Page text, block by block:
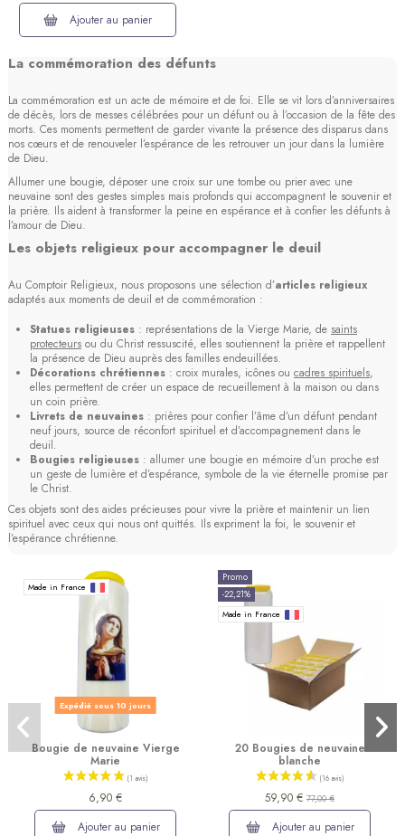
Ajouter au panier
La commémoration des défunts
La commémoration est un acte de mémoire et de foi. Elle se vit lors d’anniversaires
de décès, lors de messes célébrées pour un défunt ou à l’occasion de la fête des
morts. Ces moments permettent de garder vivante la présence des disparus dans
nos cœurs et de renouveler l’espérance de les retrouver un jour dans la lumière
de Dieu.
Allumer une bougie, déposer une croix sur une tombe ou prier avec une
neuvaine sont des gestes simples mais profonds qui accompagnent le souvenir et
la prière. Ils aident à transformer la peine en espérance et à confier les défunts à
l’amour de Dieu.
Les objets religieux pour accompagner le deuil
Au Comptoir Religieux, nous proposons une sélection d’articles religieux
adaptés aux moments de deuil et de commémoration :
Statues religieuses : représentations de la Vierge Marie, de saints
protecteurs ou du Christ ressuscité, elles soutiennent la prière et rappellent
la présence de Dieu auprès des familles endeuillées.
Décorations chrétiennes : croix murales, icônes ou cadres spirituels,
elles permettent de créer un espace de recueillement à la maison ou dans
un coin prière.
Livrets de neuvaines : prières pour confier l’âme d’un défunt pendant
neuf jours, source de réconfort spirituel et d’accompagnement dans le
deuil.
Bougies religieuses : allumer une bougie en mémoire d’un proche est
un geste de lumière et d’espérance, symbole de la vie éternelle promise par
le Christ.
Ces objets sont des aides précieuses pour vivre la prière et maintenir un lien
spirituel avec ceux qui nous ont quittés. Ils expriment la foi, le souvenir et
l’espérance chrétienne.
Made in France
Expédié sous 10 jours
Bougie de neuvaine Vierge
Marie
6,90 €
Ajouter au panier
Promo
-22,21%
Made in France
20 Bougies de neuvaine
blanche
59,90 € 77,00 €
Ajouter au panier